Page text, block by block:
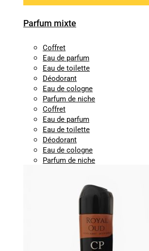
Parfum mixte
Coffret
Eau de parfum
Eau de toilette
Déodorant
Eau de cologne
Parfum de niche
Coffret
Eau de parfum
Eau de toilette
Déodorant
Eau de cologne
Parfum de niche